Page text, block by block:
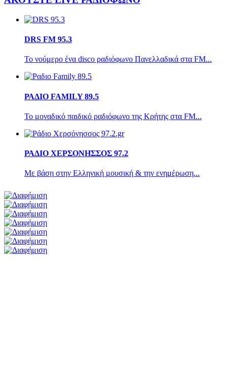
DRS FM 95.3
Το νούμερο ένα disco ραδιόφωνο Πανελλαδικά στα FM...
ΡΑΔΙΟ FAMILY 89.5
Το μοναδικό παιδικό ραδιόφωνο της Κρήτης στα FM...
ΡΑΔΙΟ ΧΕΡΣΟΝΗΣΣΟΣ 97.2
Με βάση στην Ελληνική μουσική & την ενημέρωση...